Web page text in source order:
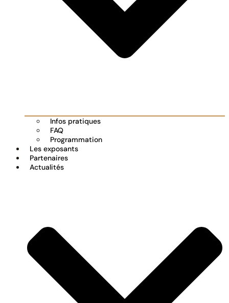
Infos pratiques
FAQ
Programmation
Les exposants
Partenaires
Actualités